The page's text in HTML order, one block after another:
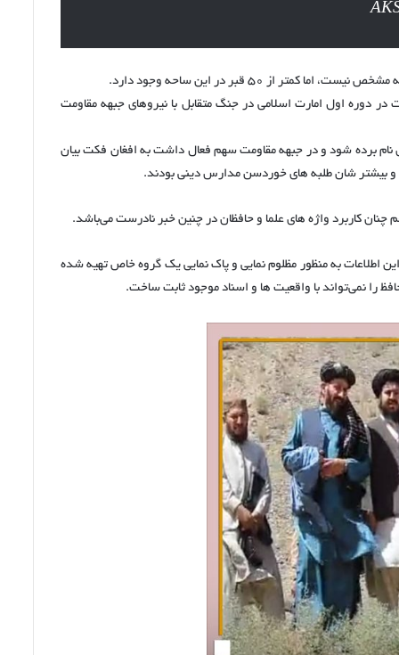
۵۰ قبر در این ساحه وجود دارد.
دوره اول امارت اسلامی در جنگ متقابل با نیروهای جبهه مقاومت
برده شود و در جبهه مقاومت سهم فعال داشت به افغان فکت بیان
و بیشتر شان طلبه های خوردسن مدارس دینی بودند.
کاربرد واژه های علما و حافظان در چنین خبر نادرست می‌باشد.
اطلاعات به منظور مظلوم نمایی و پاک نمایی یک گروه خاص تهیه شده
را نمی‌تواند با واقعیت ها و اسناد موجود ثابت ساخت.